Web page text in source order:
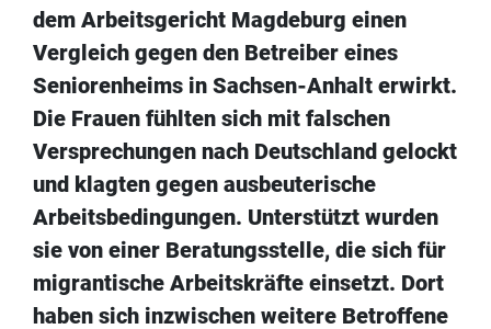
dem Arbeitsgericht Magdeburg einen
Vergleich gegen den Betreiber eines
Seniorenheims in Sachsen-Anhalt erwirkt.
Die Frauen fühlten sich mit falschen
Versprechungen nach Deutschland gelockt
und klagten gegen ausbeuterische
Arbeitsbedingungen. Unterstützt wurden
sie von einer Beratungsstelle, die sich für
migrantische Arbeitskräfte einsetzt. Dort
haben sich inzwischen weitere Betroffene